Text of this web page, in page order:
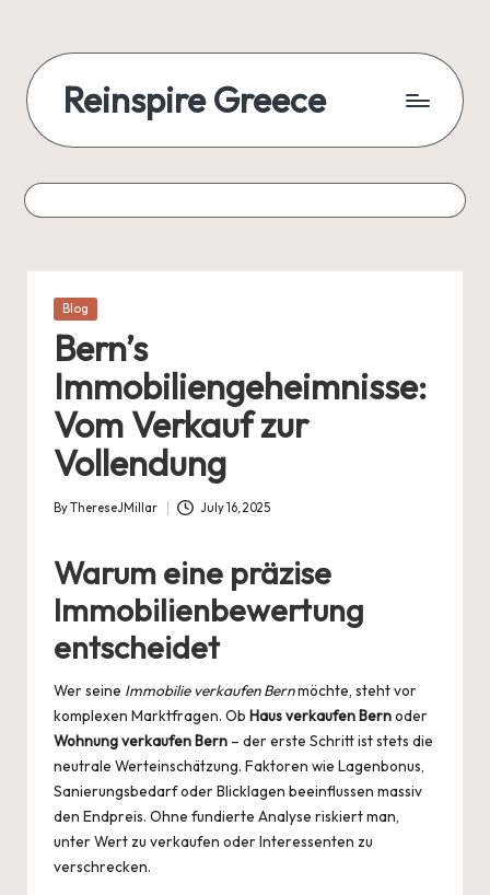
Reinspire Greece
Posted
Blog
Bern’s
Immobiliengeheimnisse:
Vom Verkauf zur
Vollendung
Posted
ByThereseJMillar July 16, 2025
Warum eine präzise
Immobilienbewertung
entscheidet
Wer seine Immobilie verkaufen Bernmöchte, steht vor
komplexen Marktfragen. Ob Haus verkaufen Bernoder
Wohnung verkaufen Bern – der erste Schritt ist stets die
neutrale Werteinschätzung. Faktoren wie Lagenbonus,
Sanierungsbedarf oder Blicklagen beeinflussen massiv
den Endpreis. Ohne fundierte Analyse riskiert man,
unter Wert zu verkaufen oder Interessenten zu
verschrecken.